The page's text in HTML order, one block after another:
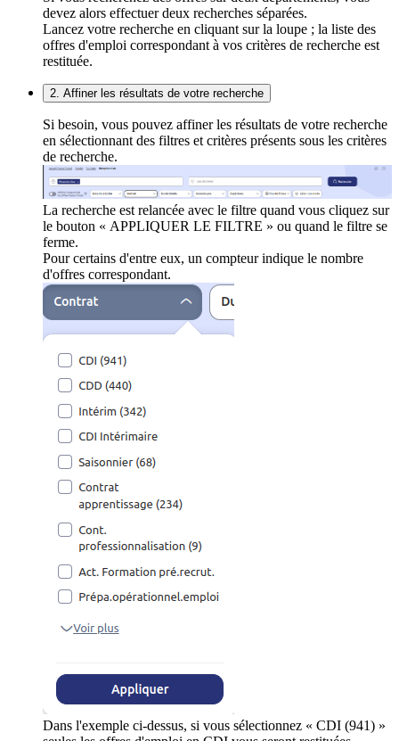
devez alors effectuer deux recherches séparées.
Lancez votre recherche en cliquant sur la loupe ; la liste des
offres d'emploi correspondant à vos critères de recherche est
restituée.
2. Affiner les résultats de votre recherche
Si besoin, vous pouvez affiner les résultats de votre recherche
en sélectionnant des filtres et critères présents sous les critères
de recherche.
La recherche est relancée avec le filtre quand vous cliquez sur
le bouton « APPLIQUER LE FILTRE » ou quand le filtre se
ferme.
Pour certains d'entre eux, un compteur indique le nombre
d'offres correspondant.
Dans l'exemple ci-dessus, si vous sélectionnez « CDI (941) »